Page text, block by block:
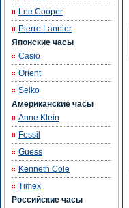
Lee Cooper
Pierre Lannier
Японские часы
Casio
Orient
Seiko
Американские часы
Anne Klein
Fossil
Guess
Kenneth Cole
Timex
Российские часы